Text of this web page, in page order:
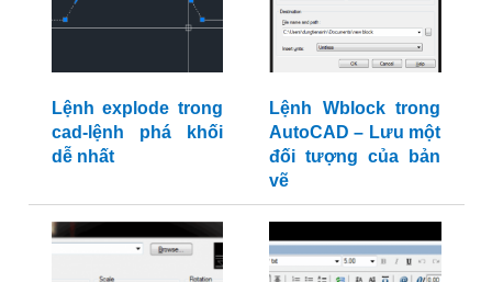
Lệnh explode trong
cad-lệnh phá khối
dễ nhất
Lệnh Wblock trong
AutoCAD – Lưu một
đối tượng của bản
vẽ